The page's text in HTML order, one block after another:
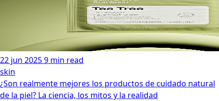
22 jun 20259 min read
skin
¿Son realmente mejores los productos de cuidado natural
de la piel? La ciencia, los mitos y la realidad